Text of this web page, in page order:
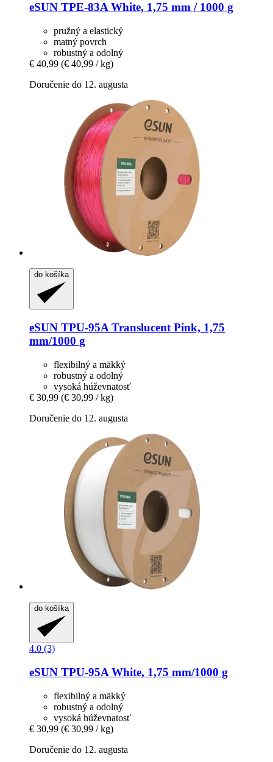
eSUN TPE-​83A White, 1,75 mm / 1000 g
pružný a elastický
matný povrch
robustný a odolný
€ 40,99 (€ 40,99 / kg)
Doručenie do 12. augusta
do košíka
eSUN TPU-​95A Translucent Pink, 1,75
mm/1000 g
flexibilný a mäkký
robustný a odolný
vysoká húževnatosť
€ 30,99 (€ 30,99 / kg)
Doručenie do 12. augusta
do košíka
4.0 (3)
eSUN TPU-​95A White, 1,75 mm/1000 g
flexibilný a mäkký
robustný a odolný
vysoká húževnatosť
€ 30,99 (€ 30,99 / kg)
Doručenie do 12. augusta